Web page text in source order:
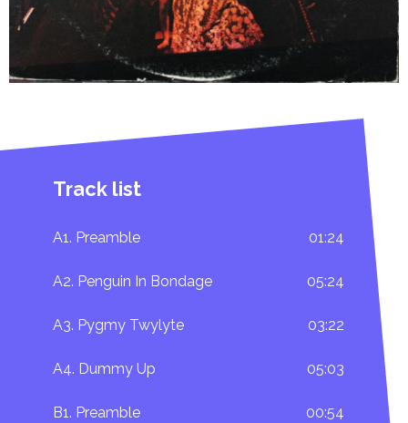
Track list
A1. Preamble 01:24
A2. Penguin In Bondage 05:24
A3. Pygmy Twylyte 03:22
A4. Dummy Up 05:03
B1. Preamble 00:54